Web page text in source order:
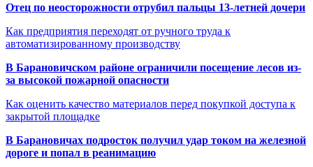
Отец по неосторожности отрубил пальцы 13-летней дочери
Как предприятия переходят от ручного труда к
автоматизированному производству
В Барановичском районе ограничили посещение лесов из-
за высокой пожарной опасности
Как оценить качество материалов перед покупкой доступа к
закрытой площадке
В Барановичах подросток получил удар током на железной
дороге и попал в реанимацию